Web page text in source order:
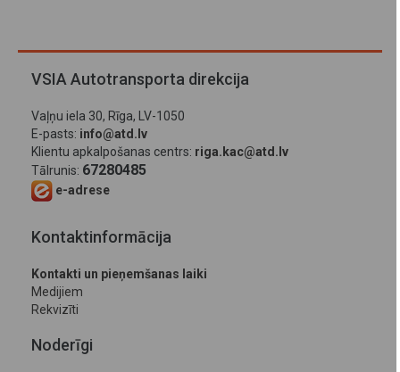
VSIA Autotransporta direkcija
Vaļņu iela 30, Rīga, LV-1050
E-pasts: info@atd.lv
Klientu apkalpošanas centrs: riga.kac@atd.lv
Tālrunis: 67280485
e-adrese
Kontaktinformācija
Kontakti un pieņemšanas laiki
Medijiem
Rekvizīti
Noderīgi